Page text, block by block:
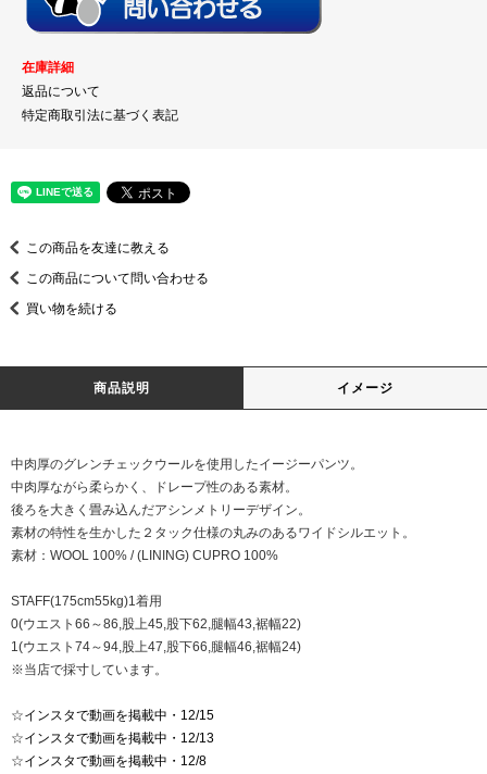
在庫詳細
返品について
特定商取引法に基づく表記
この商品を友達に教える
この商品について問い合わせる
買い物を続ける
商品説明 イメージ
中肉厚のグレンチェックウールを使用したイージーパンツ。
中肉厚ながら柔らかく、ドレープ性のある素材。
後ろを大きく畳み込んだアシンメトリーデザイン。
素材の特性を生かした２タック仕様の丸みのあるワイドシルエット。
素材：WOOL 100% / (LINING) CUPRO 100%
STAFF(175cm55kg)1着用
0(ウエスト66～86,股上45,股下62,腿幅43,裾幅22)
1(ウエスト74～94,股上47,股下66,腿幅46,裾幅24)
※当店で採寸しています。
☆インスタで動画を掲載中・12/15
☆インスタで動画を掲載中・12/13
☆インスタで動画を掲載中・12/8